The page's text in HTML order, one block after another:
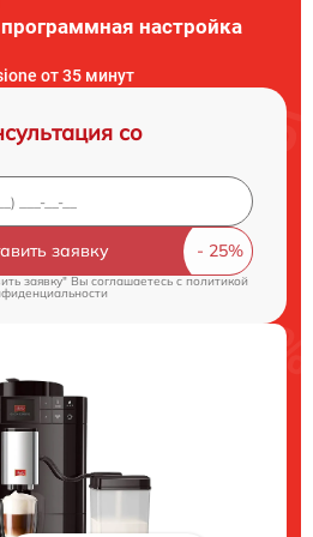
настройка
от 35 минут
со
заявку
заявку" Вы соглашаетесь cполитикой